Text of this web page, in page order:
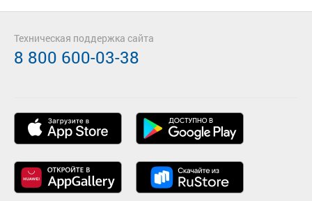
Техническая поддержка сайта
8 800 600-03-38